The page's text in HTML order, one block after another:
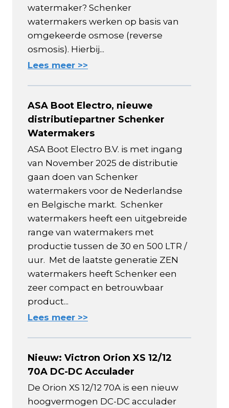
watermaker? Schenker
watermakers werken op basis van
omgekeerde osmose (reverse
osmosis). Hierbij...
Lees meer >>
ASA Boot Electro, nieuwe
distributiepartner Schenker
Watermakers
ASA Boot Electro B.V. is met ingang
van November 2025 de distributie
gaan doen van Schenker
watermakers voor de Nederlandse
en Belgische markt. Schenker
watermakers heeft een uitgebreide
range van watermakers met
productie tussen de 30 en 500 LTR /
uur. Met de laatste generatie ZEN
watermakers heeft Schenker een
zeer compact en betrouwbaar
product...
Lees meer >>
Nieuw: Victron Orion XS 12/12
70A DC-DC Acculader
De Orion XS 12/12 70A is een nieuw
hoogvermogen DC-DC acculader